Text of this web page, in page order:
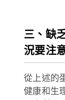
三、缺
況要注
從上述的
健康和生